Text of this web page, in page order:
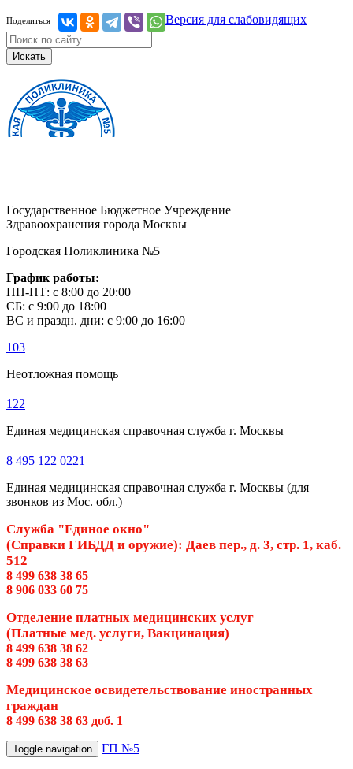
Поделиться Версия для слабовидящих
Искать
Государственное Бюджетное Учреждение
Здравоохранения города Москвы
Городская Поликлиника №5
График работы:
ПН-ПТ: с 8:00 до 20:00
СБ: с 9:00 до 18:00
ВС и праздн. дни: с 9:00 до 16:00
103
Неотложная помощь
122
Единая медицинская справочная служба г. Москвы
8 495 122 0221
Единая медицинская справочная служба г. Москвы (для
звонков из Мос. обл.)
Служба "Единое окно"
(Справки ГИБДД и оружие): Даев пер., д. 3, стр. 1, каб.
512
8 499 638 38 65
8 906 033 60 75
Отделение платных медицинских услуг
(Платные мед. услуги, Вакцинация)
8 499 638 38 62
8 499 638 38 63
Медицинское освидетельствование иностранных
граждан
8 499 638 38 63 доб. 1
Toggle navigation ГП №5